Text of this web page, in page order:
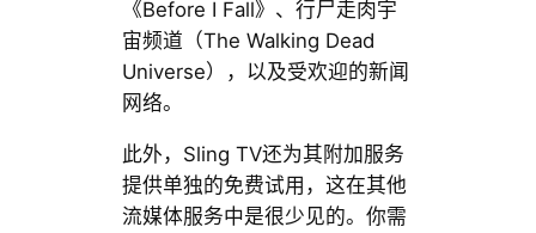
《Before I Fall》、行尸走肉宇
宙频道（The Walking Dead
Universe），以及受欢迎的新闻
网络。
此外，Sling TV还为其附加服务
提供单独的免费试用，这在其他
流媒体服务中是很少见的。你需